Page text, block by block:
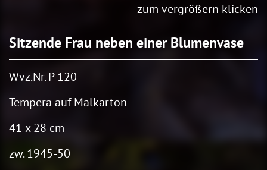
zum vergrößern klicken
Sitzende Frau neben einer Blumenvase
Wvz.Nr. P 120
Tempera auf Malkarton
41 x 28 cm
zw. 1945-50